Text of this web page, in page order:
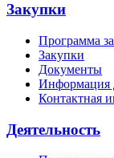
Закупки
Программа
Закупки
Документы
Информация
Контактная
Деятельность